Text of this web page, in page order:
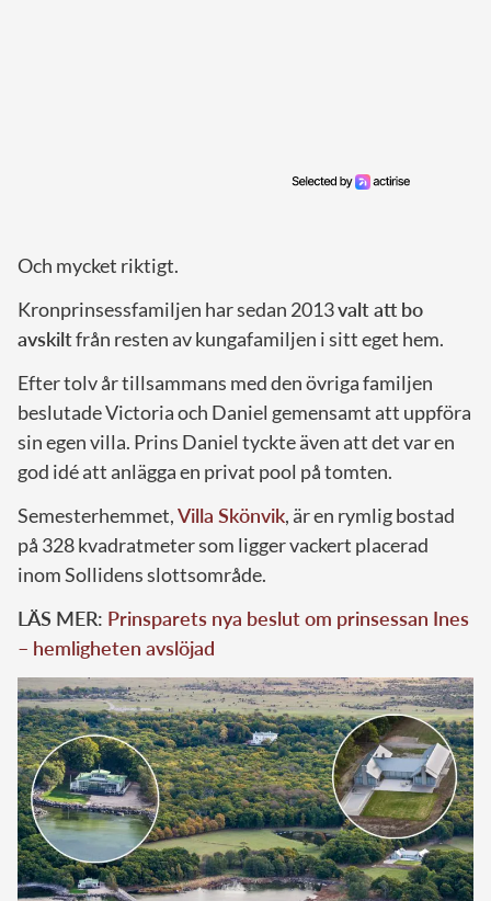
Och mycket riktigt.
Kronprinsessfamiljen har sedan 2013valt att bo
avskiltfrån resten av kungafamiljen i sitt eget hem.
Efter tolv år tillsammans med den övriga familjen
beslutade Victoria och Daniel gemensamt att uppföra
sin egen villa. Prins Daniel tyckte även att det var en
god idé att anlägga en privat pool på tomten.
Semesterhemmet,Villa Skönvik, är en rymlig bostad
på 328 kvadratmeter som ligger vackert placerad
inom Sollidens slottsområde.
LÄS MER: Prinsparets nya beslut om prinsessan Ines
– hemligheten avslöjad